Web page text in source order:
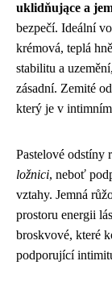
uklidňujące a
bezpečí. Ideální
krémová, teplá
stabilitu a
zásadní. Zemité
který je v
Pastelové odstíny
ložnici, neboť
vztahy. Jemná
prostoru energii
broskvové, které
podporující